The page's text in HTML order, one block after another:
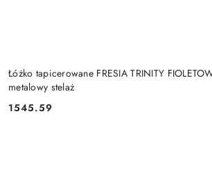
Łóżko tapicerowane FRESIA TRINITY
metalowy stelaż
Cena:
1545.59